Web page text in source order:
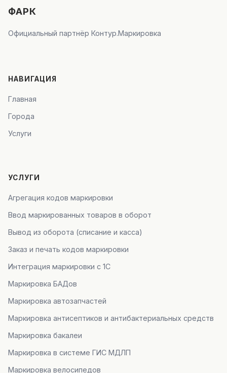
ФАРК
Официальный партнёр Контур.Маркировка
НАВИГАЦИЯ
Главная
Города
Услуги
УСЛУГИ
Агрегация кодов маркировки
Ввод маркированных товаров в оборот
Вывод из оборота (списание и касса)
Заказ и печать кодов маркировки
Интеграция маркировки с 1С
Маркировка БАДов
Маркировка автозапчастей
Маркировка антисептиков и антибактериальных средств
Маркировка бакалеи
Маркировка в системе ГИС МДЛП
Маркировка велосипедов